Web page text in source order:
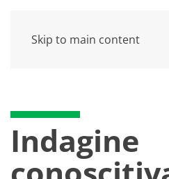
Skip to main content
Indagine